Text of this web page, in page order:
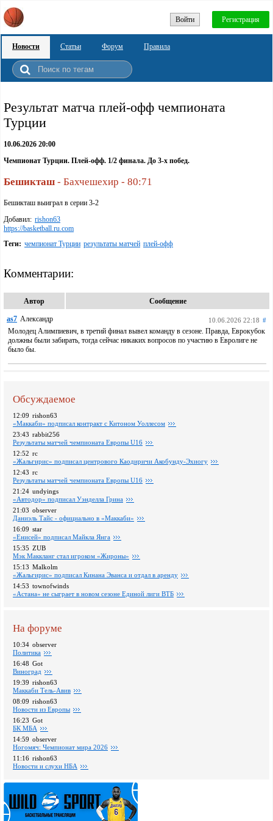
Войти Регистрация
Новости Статьи Форум Правила
Результат матча плей-офф чемпионата
Турции
10.06.2026 20:00
Чемпионат Турции. Плей-офф. 1/2 финала. До 3-х побед.
Бешикташ - Бахчешехир - 80:71
Бешикташ выиграл в серии 3-2
Добавил: rishon63
https://basketball.ru.com
Теги: чемпионат Турции результаты матчей плей-офф
Комментарии:
Автор Сообщение
as7 Александр 10.06.2026 22:18 #
Молодец Алимпиевич, в третий финал вывел команду в сезоне. Правда, Еврокубок
должны были забирать, тогда сейчас никаких вопросов по участию в Евролиге не
было бы.
Обсуждаемое
12:09 rishon63
«Маккаби» подписал контракт с Китоном Уоллесом
23:43 rabbit256
Pезультаты матчей чемпионата Европы U16
12:52 rc
«Жальгирис» подписал центрового Каодиричи Акобунду-Эхиогу
12:43 rc
Pезультаты матчей чемпионата Европы U16
21:24 undyings
«Автодор» подписал Уэнделла Грина
21:03 observer
Даниэль Тайс - официально в «Маккаби»
16:09 star
«Енисей» подписал Майкла Янга
15:35 ZUB
Мэк Маккланг стал игроком «Жироны»
15:13 Malkolm
«Жальгирис» подписал Кинана Эванса и отдал в аренду
14:53 townofwinds
«Астана» не сыграет в новом сезоне Единой лиги ВТБ
На форуме
10:34 observer
Политика
16:48 Got
Виноград
19:39 rishon63
Маккаби Тель-Авив
08:09 rishon63
Новости из Европы
16:23 Got
БК МБА
14:59 observer
Ногомяч: Чемпионат мира 2026
11:16 rishon63
Новости и слухи НБА